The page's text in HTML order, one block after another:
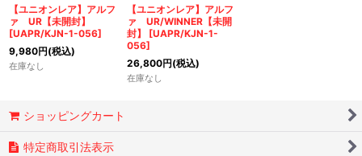
【ユニオンレア】アルフ
ァ UR【未開封】
[UAPR/KJN-1-056]
9,980円(税込)
在庫なし
【ユニオンレア】アルフ
ァ UR/WINNER【未開
封】
[UAPR/KJN-1-
056]
26,800円(税込)
在庫なし
ショッピングカート
特定商取引法表示